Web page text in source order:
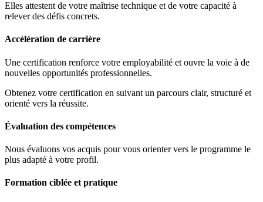
Elles attestent de votre maîtrise technique et de votre capacité à
relever des défis concrets.
Accélération de carrière
Une certification renforce votre employabilité et ouvre la voie à de
nouvelles opportunités professionnelles.
Obtenez votre certification en suivant un parcours clair, structuré et
orienté vers la réussite.
Évaluation des compétences
Nous évaluons vos acquis pour vous orienter vers le programme le
plus adapté à votre profil.
Formation ciblée et pratique